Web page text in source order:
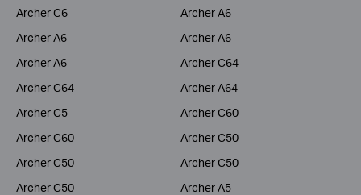
Archer C6
Archer A6
Archer A6
Archer A6
Archer A6
Archer C64
Archer C64
Archer A64
Archer C5
Archer C60
Archer C60
Archer C50
Archer C50
Archer C50
Archer C50
Archer A5